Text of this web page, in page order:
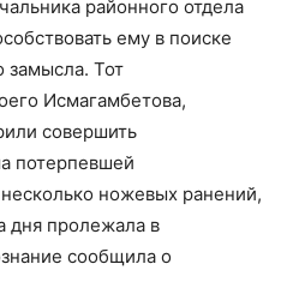
районного отдела
ему в поиске
замысла. Тот
Исмагамбетова,
совершить
потерпевшей
ножевых ранений,
дня пролежала в
сообщила о